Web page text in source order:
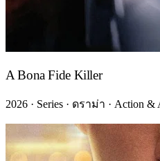
A Bona Fide Killer
2026 · Series · ดราม่า · Action &